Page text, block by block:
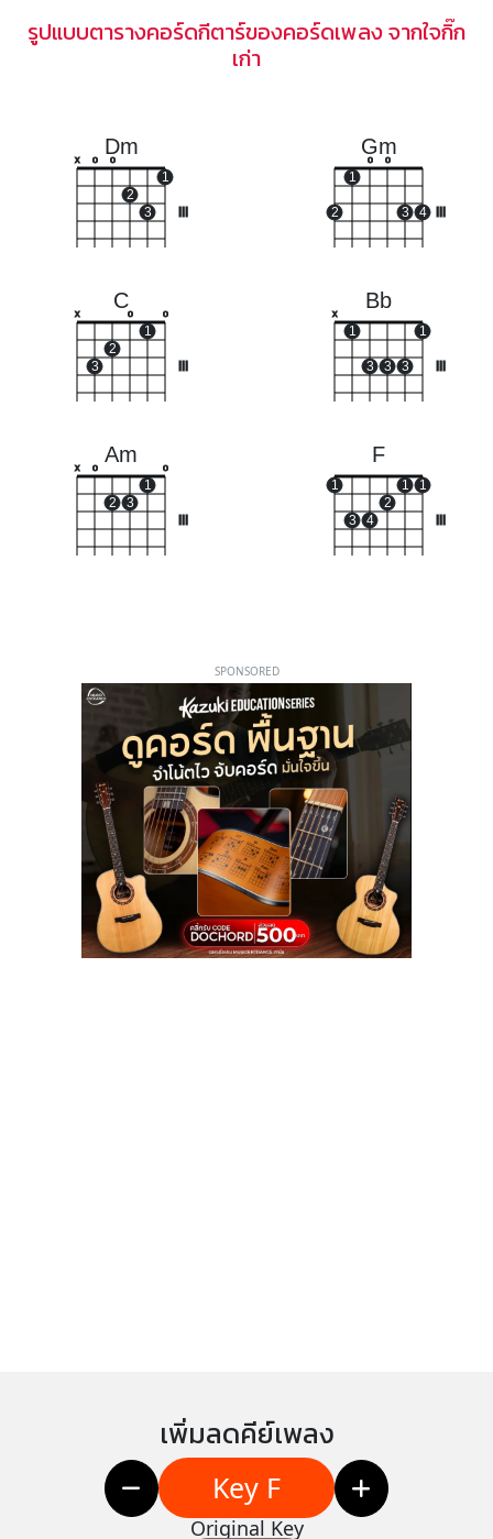
รูปแบบตารางคอร์ดกีตาร์ของคอร์ดเพลง จากใจกิ๊ก
เก่า
Dm
x o o
2
3
1
Gm
2
1
o o
3 4
C
x
3
2
o
1
o
Bb
x
1
3 3 3
1
Am
x o
2 3
1
o
F
1
3 4
2
1 1
SPONSORED
เพิ่มลดคีย์เพลง
Key F
Original Key